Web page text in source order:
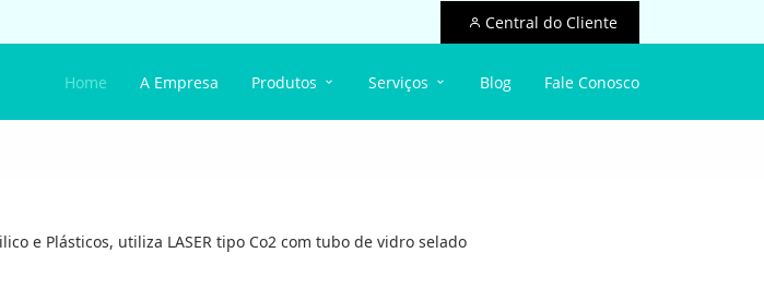
Central do Cliente
Home A Empresa Produtos Serviços Blog Fale Conosco
e Plásticos, utiliza LASER tipo Co2 com tubo de vidro selado